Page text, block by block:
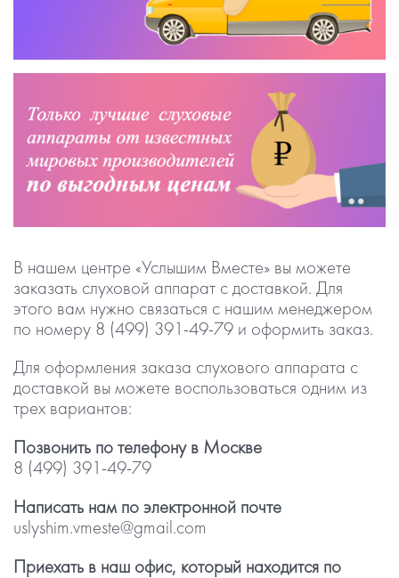
В нашем центре «Услышим Вместе» вы можете
заказать слуховой аппарат с доставкой. Для
этого вам нужно связаться с нашим менеджером
по номеру 8 (499) 391-49-79 и оформить заказ.
Для оформления заказа слухового аппарата с
доставкой вы можете воспользоваться одним из
трех вариантов:
Позвонить по телефону в Москве
8 (499) 391-49-79
Написать нам по электронной почте
uslyshim.vmeste@gmail.com
Приехать в наш офис, который находится по